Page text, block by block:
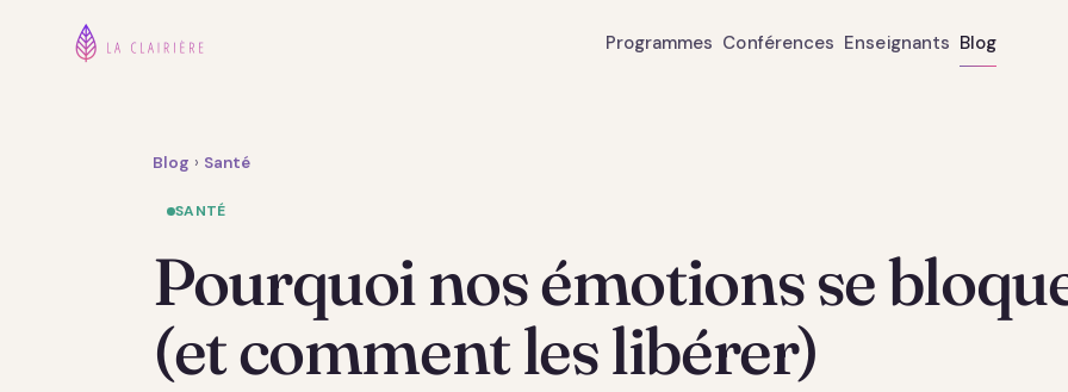
Programmes Conférences Enseignants Blog
Blog › Santé
SANTÉ
Pourquoi nos émotions se
(et comment les libérer)